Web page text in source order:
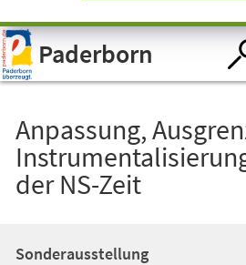
Visuelle
Assistenzsoftware
öffnen.Paderborn
Anpassung,
der NS-Zeit
Sonderausstellung